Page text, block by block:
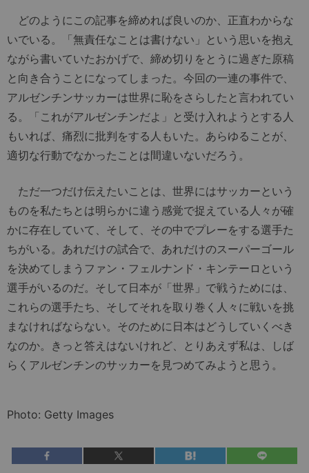
どのようにこの記事を締めれば良いのか、正直わからな
いでいる。「無責任なことは書けない」という思いを抱え
ながら書いていたおかげで、締め切りをとうに過ぎた原稿
と向き合うことになってしまった。今回の一連の事件で、
アルゼンチンサッカーは世界に恥をさらしたと言われてい
る。「これがアルゼンチンだよ」と受け入れようとする人
もいれば、痛烈に批判をする人もいた。あらゆることが、
適切な行動でなかったことは間違いないだろう。
ただ一つだけ伝えたいことは、世界にはサッカーという
ものを私たちとは明らかに違う感覚で捉えている人々が確
かに存在していて、そして、その中でプレーをする選手た
ちがいる。あれだけの試合で、あれだけのスーパーゴール
を決めてしまうファン・フェルナンド・キンテーロという
選手がいるのだ。そして日本が「世界」で戦うためには、
これらの選手たち、そしてそれを取り巻く人々に戦いを挑
まなければならない。そのために日本はどうしていくべき
なのか。きっと答えはないけれど、とりあえず私は、しば
らくアルゼンチンのサッカーを見つめてみようと思う。
Photo: Getty Images